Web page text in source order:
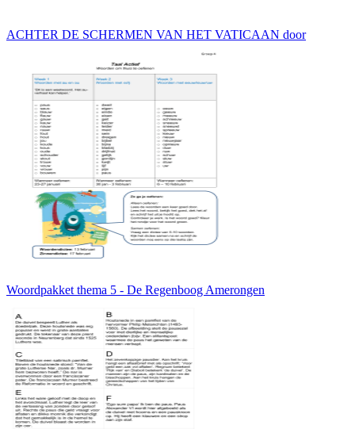
ACHTER DE SCHERMEN VAN HET VATICAAN door
Woordpakket thema 5 - De Regenboog Amerongen